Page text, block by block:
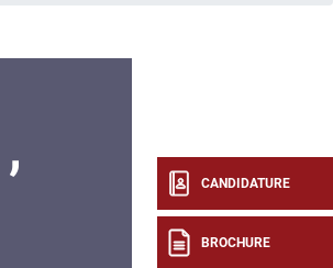
CANDIDATURE
BROCHURE